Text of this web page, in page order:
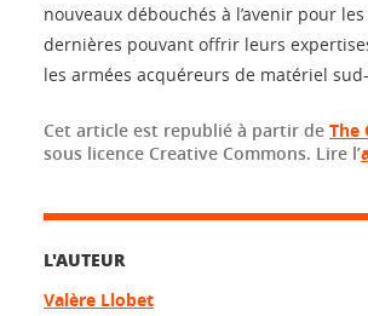
nouveaux débouchés à l’avenir pour les
dernières pouvant offrir leurs
les armées acquéreurs de matériel
Cet article est republié à partir de The
sous licence Creative Commons. Lire l’
L'AUTEUR
Valère Llobet